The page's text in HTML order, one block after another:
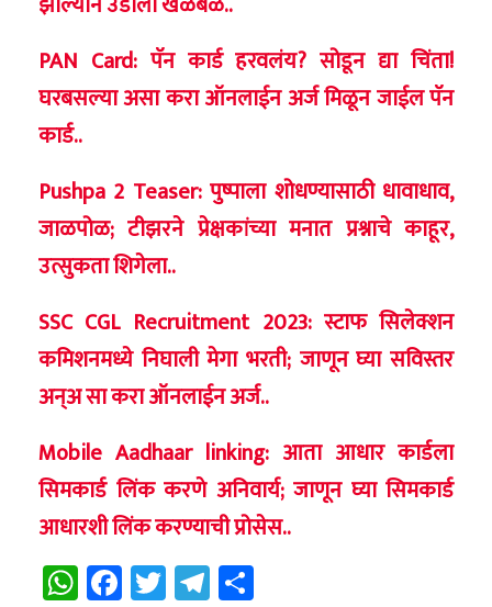
PAN Card: पॅन कार्ड हरवलंय? सोडून द्या चिंता!
घरबसल्या असा करा ऑनलाईन अर्ज मिळून जाईल पॅन
कार्ड..
Pushpa 2 Teaser: पुष्पाला शोधण्यासाठी धावाधाव,
जाळपोळ; टीझरने प्रेक्षकांच्या मनात प्रश्नाचे काहूर,
उत्सुकता शिगेला..
SSC CGL Recruitment 2023: स्टाफ सिलेक्शन
कमिशनमध्ये निघाली मेगा भरती; जाणून घ्या सविस्तर
अन्अ सा करा ऑनलाईन अर्ज..
Mobile Aadhaar linking: आता आधार कार्डला
सिमकार्ड लिंक करणे अनिवार्य; जाणून घ्या सिमकार्ड
आधारशी लिंक करण्याची प्रोसेस..
WhatsApp
Facebook
TwitterTelegram